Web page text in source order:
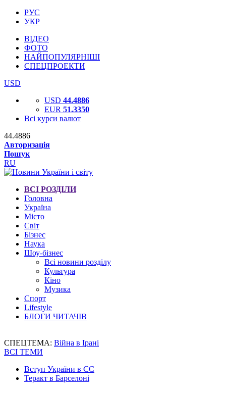
РУС
УКР
ВІДЕО
ФОТО
НАЙПОПУЛЯРНІШІ
СПЕЦПРОЕКТИ
USD
USD 44.4886
EUR 51.3350
Всі курси валют
44.4886
Авторизація
Пошук
RU
ВСІ РОЗДІЛИ
Головна
Україна
Місто
Світ
Бізнес
Наука
Шоу-бізнес
Всі новини розділу
Культура
Кіно
Музика
Спорт
Lifestyle
БЛОГИ ЧИТАЧІВ
СПЕЦТЕМА: Війна в Ірані
ВСІ ТЕМИ
Вступ України в ЄС
Теракт в Барселоні